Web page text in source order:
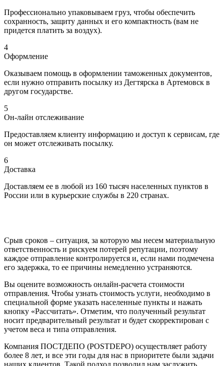
Профессионально упаковываем груз, чтобы обеспечить
сохранность, защиту данных и его компактность (вам не
придется платить за воздух).
4
Оформление
Оказываем помощь в оформлении таможенных документов,
если нужно отправить посылку из Дегтярска в Артемовск в
другом государстве.
5
Он-лайн отслеживание
Предоставляем клиенту информацию и доступ к сервисам, где
он может отслеживать посылку.
6
Доставка
Доставляем ее в любой из 160 тысяч населенных пунктов в
России или в курьерские службы в 220 странах.
Срыв сроков – ситуация, за которую мы несем материальную
ответственность и рискуем потерей репутации, поэтому
каждое отправление контролируется и, если нами подмечена
его задержка, то ее причины немедленно устраняются.
Вы оцените возможность онлайн-расчета стоимости
отправления. Чтобы узнать стоимость услуги, необходимо в
специальной форме указать населенные пункты и нажать
кнопку «Рассчитать». Отметим, что полученный результат
носит предварительный результат и будет скорректирован с
учетом веса и типа отправления.
Компания ПОСТДЕПО (POSTDEPO) осуществляет работу
более 8 лет, и все эти годы для нас в приоритете были задачи
наших клиентов. Такой подход позволил нам заслужить